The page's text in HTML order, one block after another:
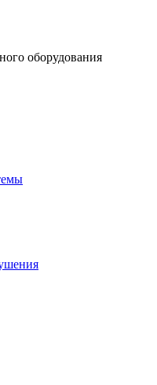
оборудования